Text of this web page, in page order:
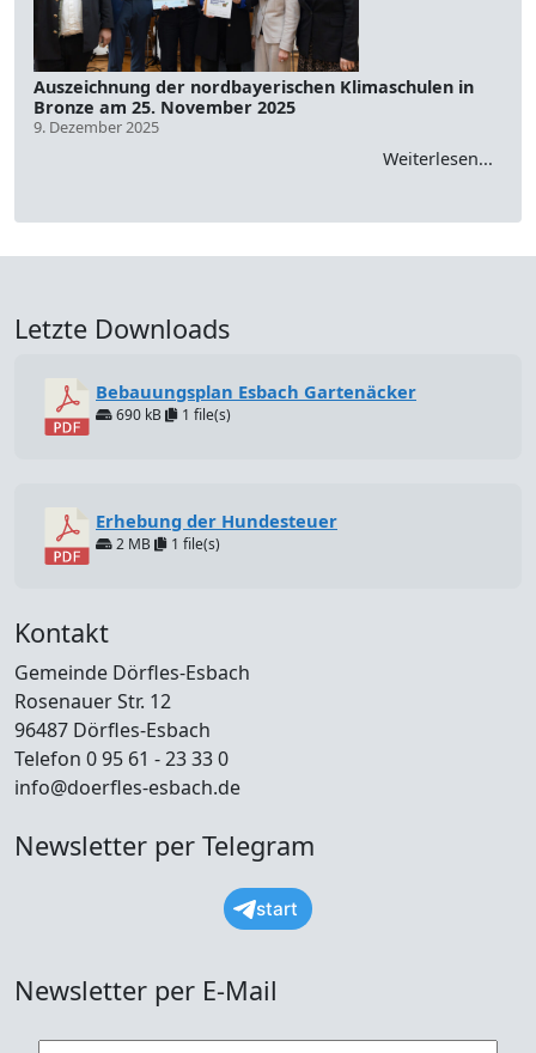
Auszeichnung der nordbayerischen Klimaschulen in
Bronze am 25. November 2025
9. Dezember 2025
Weiterlesen...
Letzte Downloads
Bebauungsplan Esbach Gartenäcker
690 kB 1 file(s)
Erhebung der Hundesteuer
2 MB 1 file(s)
Kontakt
Gemeinde Dörfles-Esbach
Rosenauer Str. 12
96487 Dörfles-Esbach
Telefon 0 95 61 - 23 33 0
info@doerfles-esbach.de
Newsletter per Telegram
start
Newsletter per E-Mail